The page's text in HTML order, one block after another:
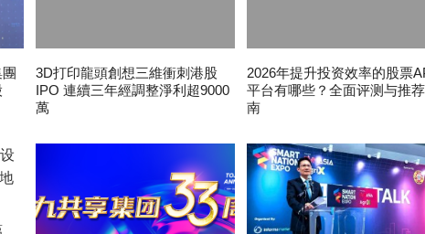
3D打印龍頭創想三維衝刺港股
IPO 連續三年經調整淨利超9000
萬
2026年提升投资效率的股票
平台有哪些？全面评测与推
南